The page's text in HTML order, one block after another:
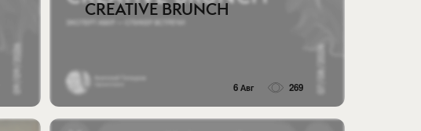
CREATIVE BRUNCH
6 Авг 269